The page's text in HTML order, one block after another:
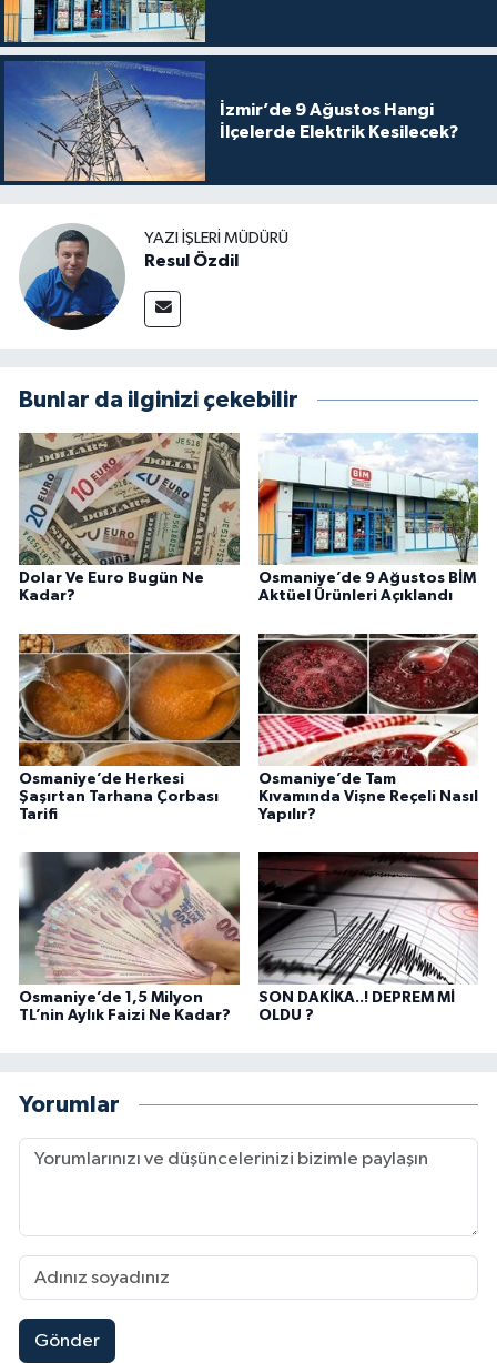
İzmir’de 9 Ağustos Hangi
İlçelerde Elektrik Kesilecek?
YAZI İŞLERI MÜDÜRÜ
Resul Özdil
Bunlar da ilginizi çekebilir
Dolar Ve Euro Bugün Ne
Kadar?
Osmaniye’de 9 Ağustos BİM
Aktüel Ürünleri Açıklandı
Osmaniye’de Herkesi
Şaşırtan Tarhana Çorbası
Tarifi
Osmaniye’de Tam
Kıvamında Vişne Reçeli Nasıl
Yapılır?
Osmaniye’de 1,5 Milyon
TL’nin Aylık Faizi Ne Kadar?
SON DAKİKA..! DEPREM Mİ
OLDU ?
Yorumlar
Gönder